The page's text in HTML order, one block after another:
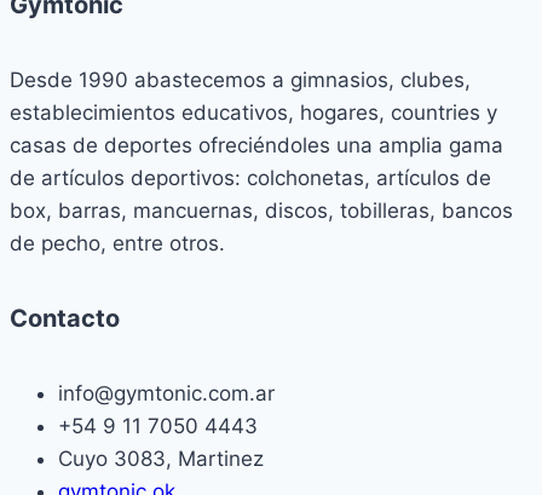
Desde 1990 abastecemos a gimnasios, clubes,
establecimientos educativos, hogares, countries y
casas de deportes ofreciéndoles una amplia gama
de artículos deportivos: colchonetas, artículos de
box, barras, mancuernas, discos, tobilleras, bancos
de pecho, entre otros.
Contacto
info@gymtonic.com.ar
+54 9 11 7050 4443
Cuyo 3083, Martinez